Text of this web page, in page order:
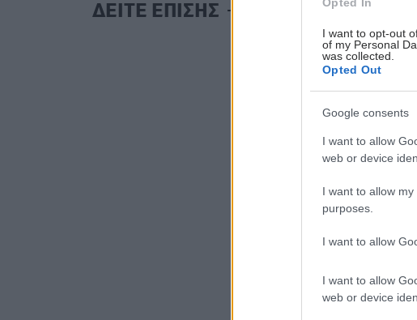
I want to opt-out
of my Personal
was collected.
Opted Out
Google consents
I want to allow
web or device
I want to allow
purposes.
I want to allow
I want to allow
web or device
ΔΕΙΤΕ ΕΠΙΣΗΣ